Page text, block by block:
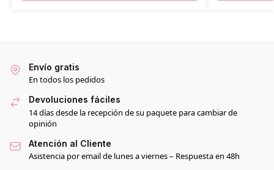
Envío gratis
En todos los pedidos
Devoluciones fáciles
14 días desde la recepción de su paquete para cambiar de
opinión
Atención al Cliente
Asistencia por email de lunes a viernes – Respuesta en 48h